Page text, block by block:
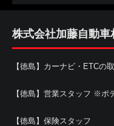
株式会社加藤自動
【徳島】カーナビ・ETCの
【徳島】営業スタッフ ※ポ
【徳島】保険スタッフ